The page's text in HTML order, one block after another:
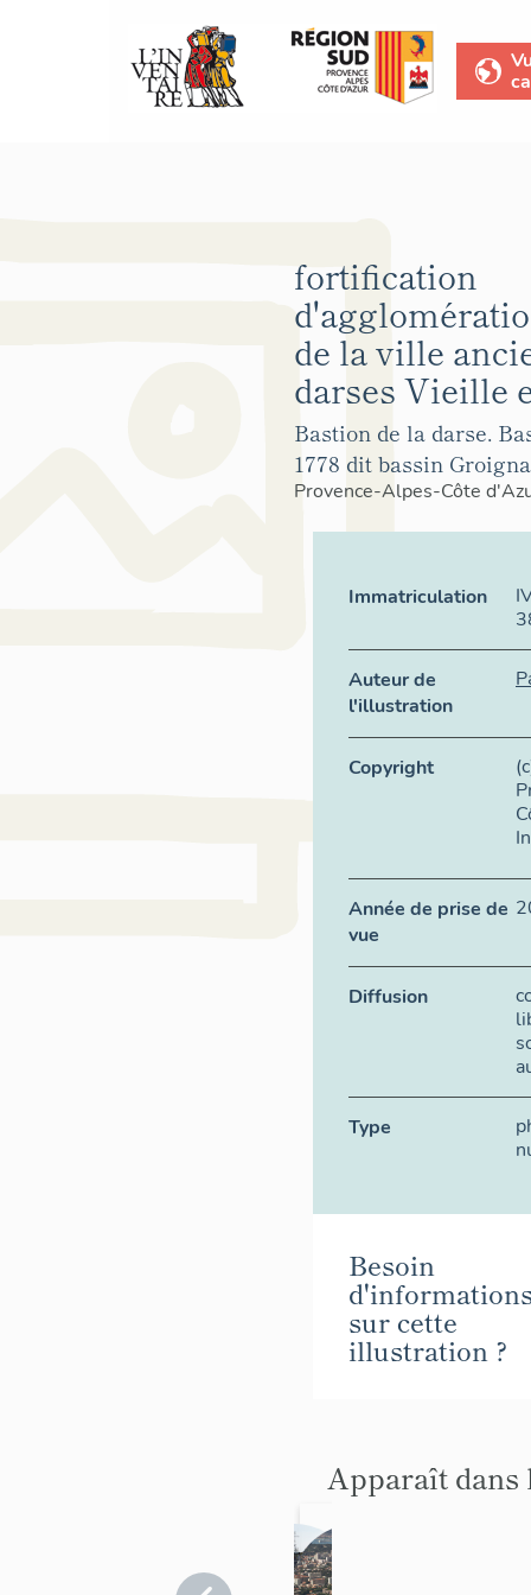
fortification
de la ville
darses Vieille
Bastion de la darse.
1778 dit bassin
Provence-Alpes-Côte
Immatriculation
Auteur de
l'illustration
Copyright
Année de prise de
vue
Diffusion
Type
Besoin
sur cette
illustration ?
Apparaît dans